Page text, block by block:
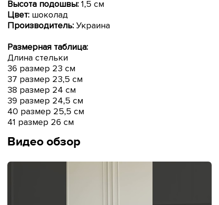
Высота подошвы: 1,5 см
Цвет: шоколад
Производитель: Украина
Размерная таблица:
Длина стельки
36 размер 23 см
37 размер 23,5 см
38 размер 24 см
39 размер 24,5 см
40 размер 25,5 см
41 размер 26 см
Видео обзор